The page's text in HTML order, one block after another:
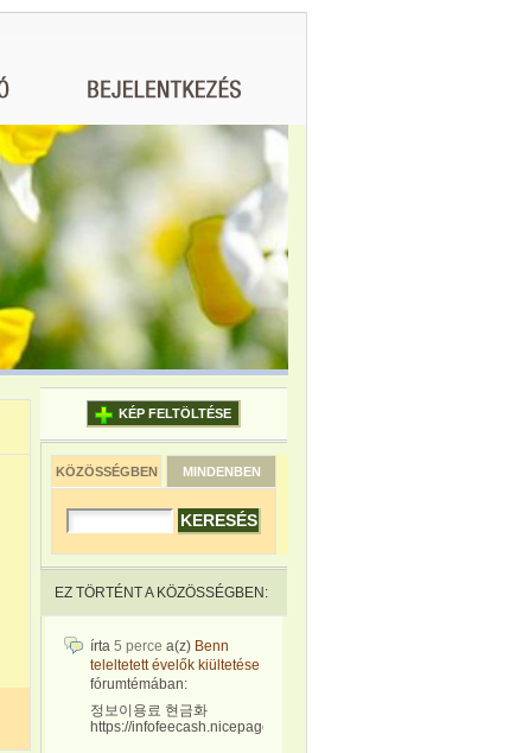
KÉP FELTÖLTÉSE
KÖZÖSSÉGBEN MINDENBEN
EZ TÖRTÉNT A KÖZÖSSÉGBEN:
írta 5 perce a(z) Benn
teleltetett évelők kiültetése
fórumtémában:
정보이용료 현금화
https://infofeecash.nicepage...